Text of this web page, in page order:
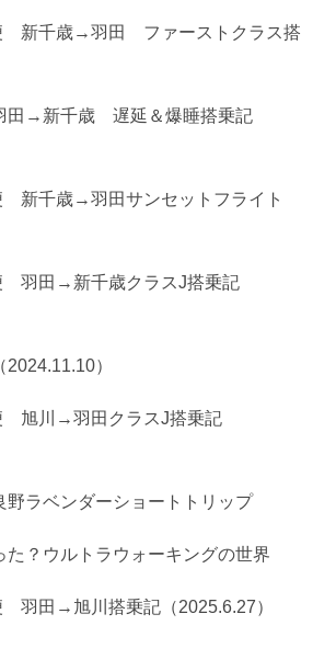
新千歳→羽田 ファーストクラス搭
田→新千歳 遅延＆爆睡搭乗記
新千歳→羽田サンセットフライト
羽田→新千歳クラスJ搭乗記
）
旭川→羽田クラスJ搭乗記
野ラベンダーショートトリップ
た？ウルトラウォーキングの世界
羽田→旭川搭乗記（2025.6.27）